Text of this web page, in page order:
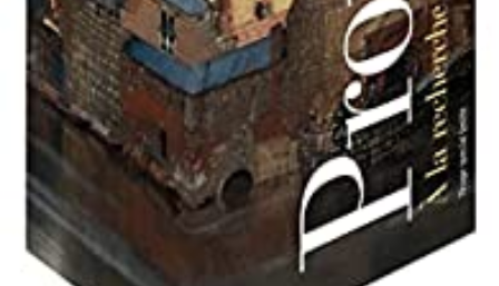
LIRE LA SUITE